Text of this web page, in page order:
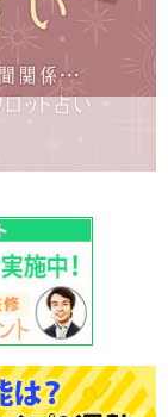
えはイエス？ノ